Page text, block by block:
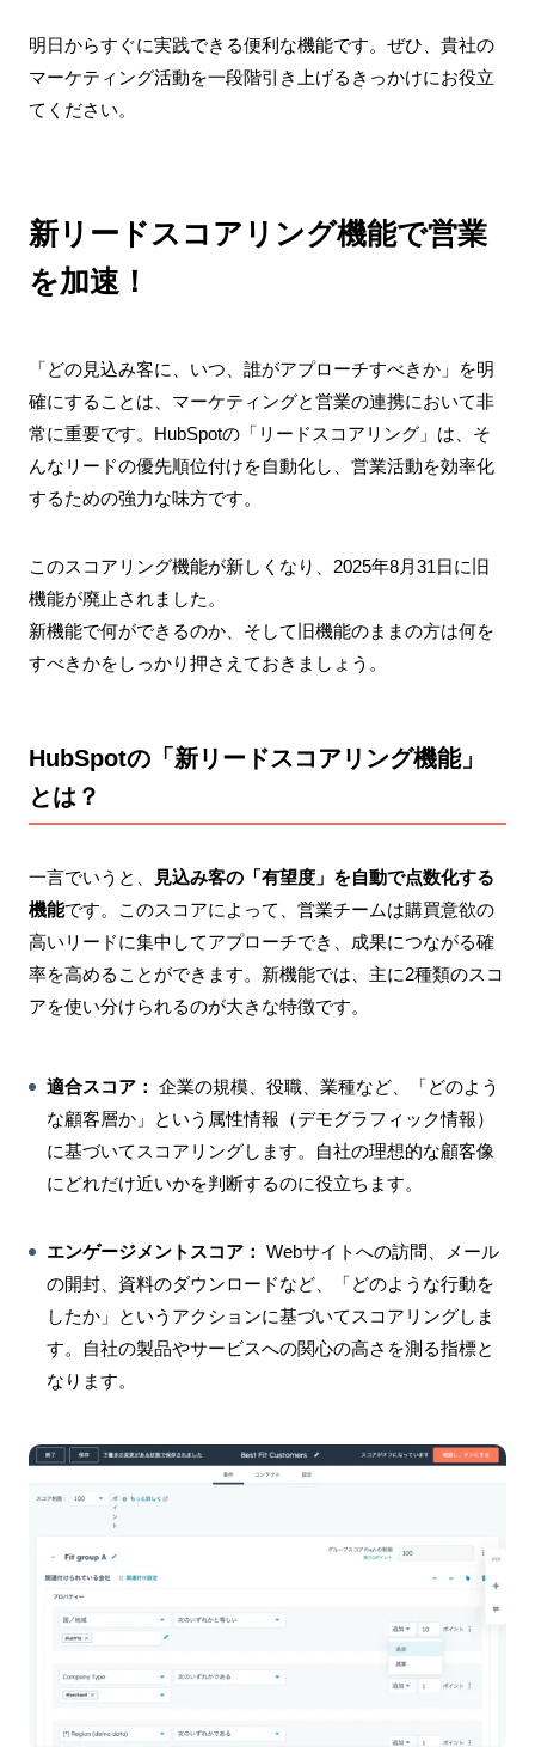
明日からすぐに実践できる便利な機能です。ぜひ、貴社の
マーケティング活動を一段階引き上げるきっかけにお役立
てください。
新リードスコアリング機能で営業
を加速！
「どの見込み客に、いつ、誰がアプローチすべきか」を明
確にすることは、マーケティングと営業の連携において非
常に重要です。HubSpotの「リードスコアリング」は、そ
んなリードの優先順位付けを自動化し、営業活動を効率化
するための強力な味方です。
このスコアリング機能が新しくなり、2025年8月31日に旧
機能が廃止されました。
新機能で何ができるのか、そして旧機能のままの方は何を
すべきかをしっかり押さえておきましょう。
HubSpotの「新リードスコアリング機能」
とは？
一言でいうと、
見込み客の「有望度」を自動で点数化する
機能です。このスコアによって、営業チームは購買意欲の
高いリードに集中してアプローチでき、成果につながる確
率を高めることができます。新機能では、主に2種類のスコ
アを使い分けられるのが大きな特徴です。
適合スコア： 企業の規模、役職、業種など、「どのよう
な顧客層か」という属性情報（デモグラフィック情報）
に基づいてスコアリングします。自社の理想的な顧客像
にどれだけ近いかを判断するのに役立ちます。
エンゲージメントスコア： Webサイトへの訪問、メール
の開封、資料のダウンロードなど、「どのような行動を
したか」というアクションに基づいてスコアリングしま
す。自社の製品やサービスへの関心の高さを測る指標と
なります。